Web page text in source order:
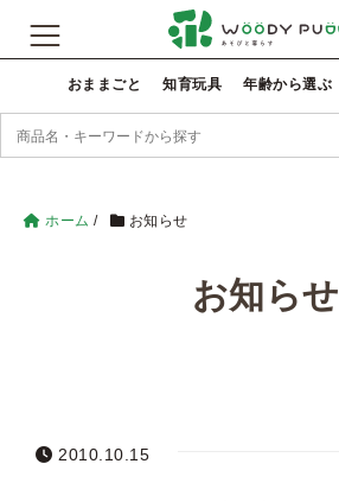
おままごと 知育玩具 年齢から選ぶ
ホーム / お知らせ
お知らせ
2010.10.15